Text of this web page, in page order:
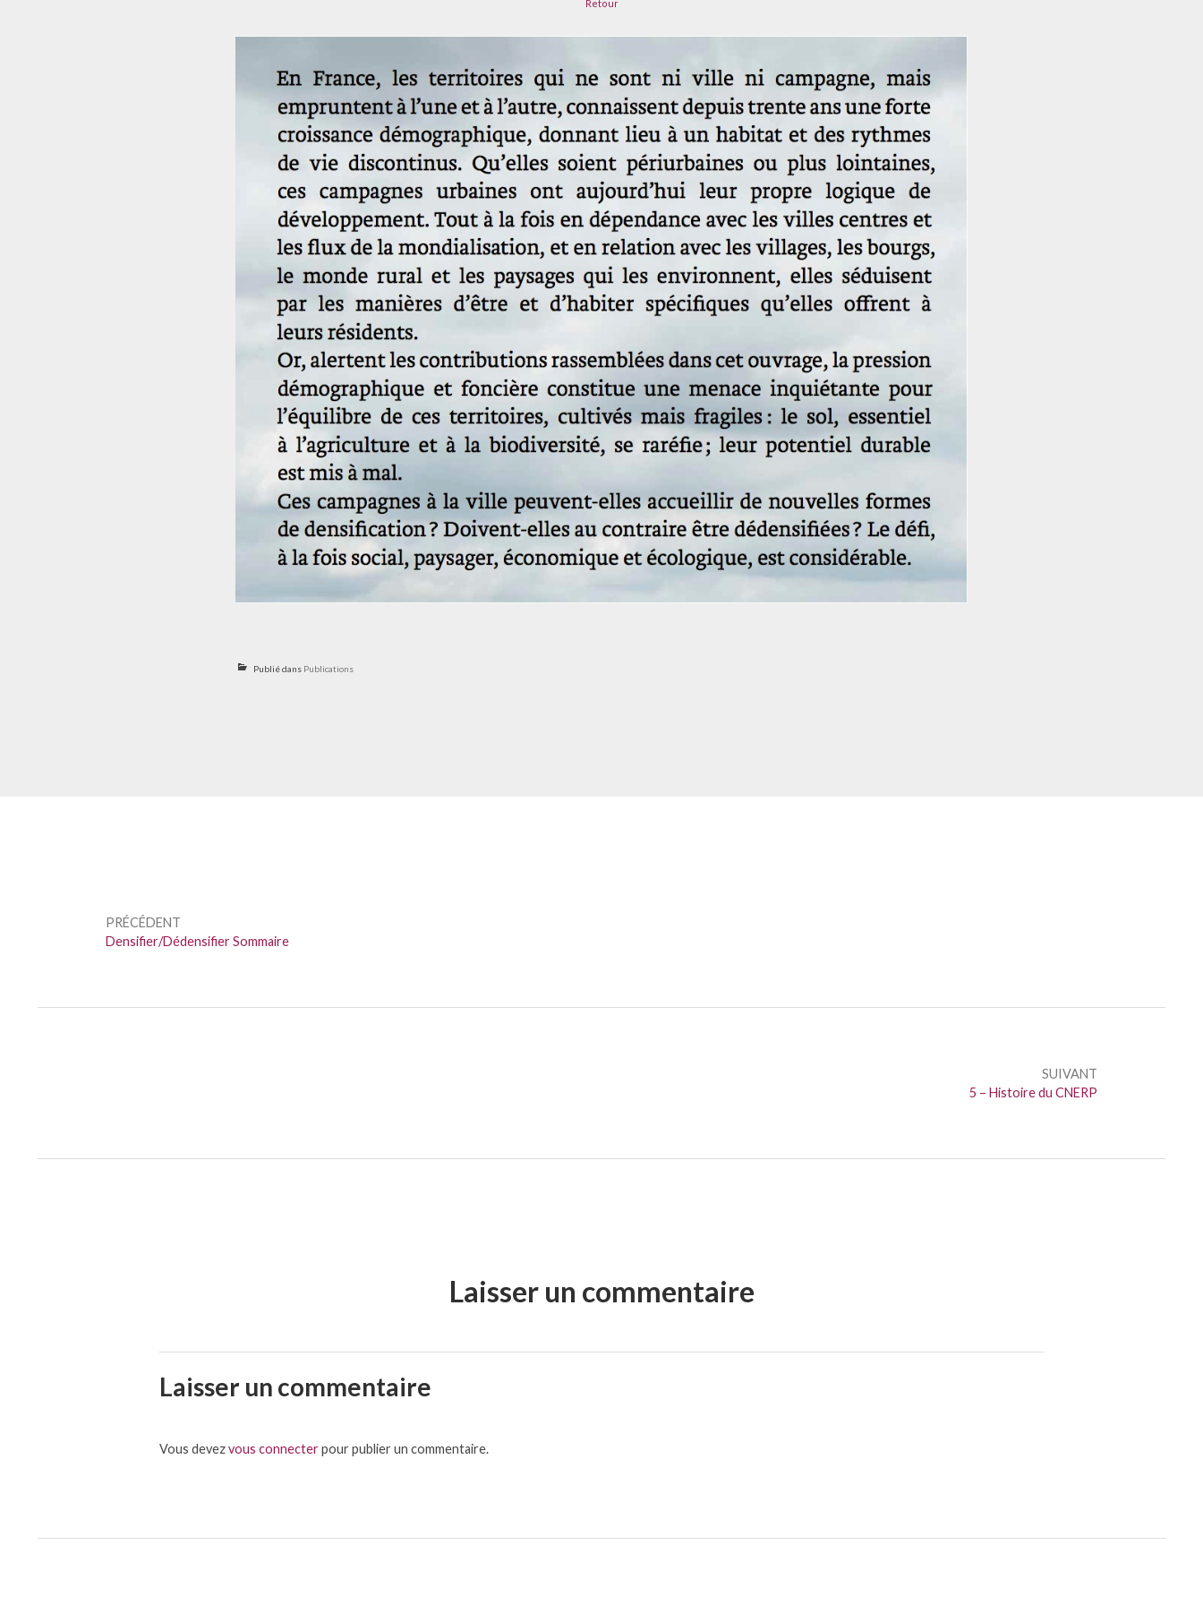
Retour
Publié dans Publications
l’article
PRÉCÉDENT
Précédent :
Densifier/Dédensifier Sommaire
SUIVANT
Suivant :
5 – Histoire du CNERP
Laisser un commentaire
Laisser un commentaire
Vous devezvous connecterpour publier un commentaire.